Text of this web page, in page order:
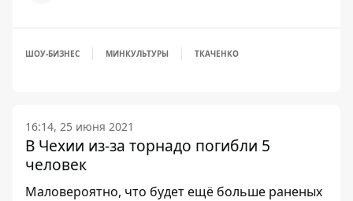
ШОУ-БИЗНЕС МИНКУЛЬТУРЫ ТКАЧЕНКО
16:14, 25 июня 2021
В Чехии из-за торнадо погибли 5
человек
Маловероятно, что будет ещё больше раненых